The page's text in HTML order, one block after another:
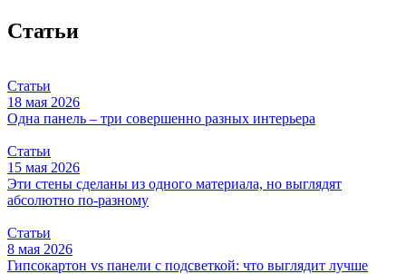
Статьи
Статьи
18 мая 2026
Одна панель – три совершенно разных интерьера
Статьи
15 мая 2026
Эти стены сделаны из одного материала, но выглядят
абсолютно по-разному
Статьи
8 мая 2026
Гипсокартон vs панели с подсветкой: что выглядит лучше